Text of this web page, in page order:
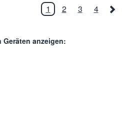
1 2 3 4
Geräten anzeigen: